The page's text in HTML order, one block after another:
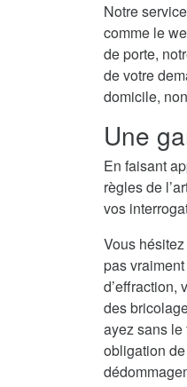
Notre
comme le
de porte,
de votre
domicile,
Une
En faisant
règles de
vos
Vous
pas
d’effraction,
des
ayez sans le
obligation